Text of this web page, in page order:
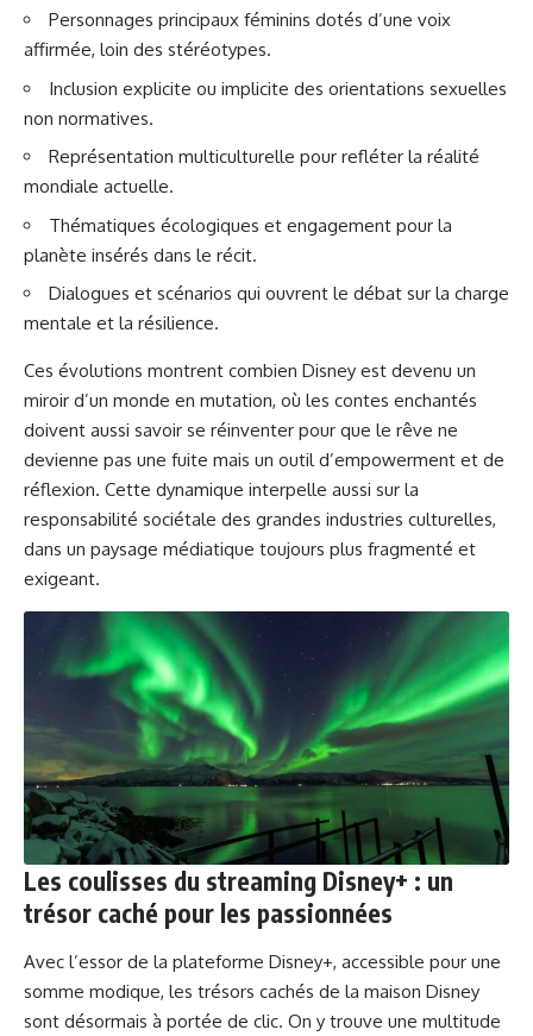
Personnages principaux féminins dotés d’une voix
affirmée, loin des stéréotypes.
Inclusion explicite ou implicite des orientations sexuelles
non normatives.
Représentation multiculturelle pour refléter la réalité
mondiale actuelle.
Thématiques écologiques et engagement pour la
planète insérés dans le récit.
Dialogues et scénarios qui ouvrent le débat sur la charge
mentale et la résilience.
Ces évolutions montrent combien Disney est devenu un
miroir d’un monde en mutation, où les contes enchantés
doivent aussi savoir se réinventer pour que le rêve ne
devienne pas une fuite mais un outil d’empowerment et de
réflexion. Cette dynamique interpelle aussi sur la
responsabilité sociétale des grandes industries culturelles,
dans un paysage médiatique toujours plus fragmenté et
exigeant.
Les coulisses du streaming Disney+ : un
trésor caché pour les passionnées
Avec l’essor de la plateforme Disney+, accessible pour une
somme modique, les trésors cachés de la maison Disney
sont désormais à portée de clic. On y trouve une multitude